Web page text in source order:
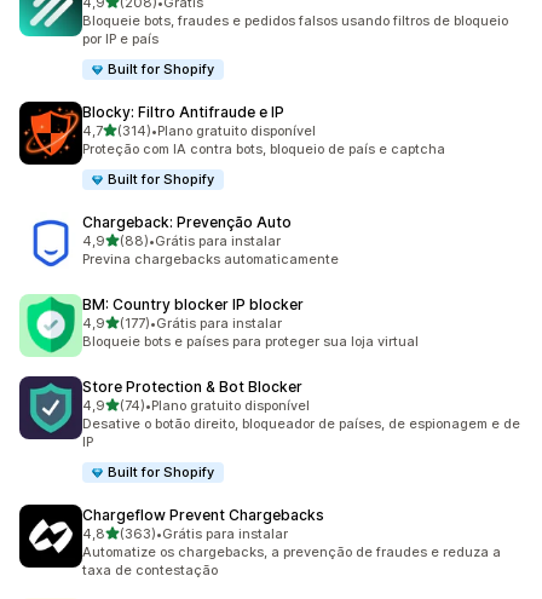
208 avaliações ao todo
Bloqueie bots, fraudes e pedidos falsos usando filtros de bloqueio
por IP e país
Built for Shopify
Blocky: Filtro Antifraude e IP
4,7de 5 estrelas
(314)
314 avaliações ao todo
•Plano gratuito disponível
Proteção com IA contra bots, bloqueio de país e captcha
Built for Shopify
Chargeback: Prevenção Auto
4,9de 5 estrelas
(88)
88 avaliações ao todo
•Grátis para instalar
Previna chargebacks automaticamente
BM: Country blocker IP blocker
4,9de 5 estrelas
(177)
177 avaliações ao todo
•Grátis para instalar
Bloqueie bots e países para proteger sua loja virtual
Store Protection & Bot Blocker
4,9de 5 estrelas
(74)
74 avaliações ao todo
•Plano gratuito disponível
Desative o botão direito, bloqueador de países, de espionagem e de
IP
Built for Shopify
Chargeflow Prevent Chargebacks
4,8de 5 estrelas
(363)
363 avaliações ao todo
•Grátis para instalar
Automatize os chargebacks, a prevenção de fraudes e reduza a
taxa de contestação